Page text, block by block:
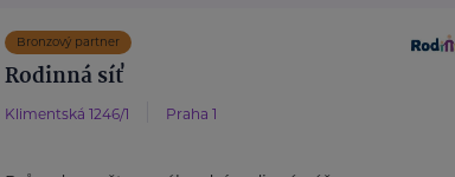
Bronzový partner
Rodinná síť
Klimentská 1246/1 Praha 1